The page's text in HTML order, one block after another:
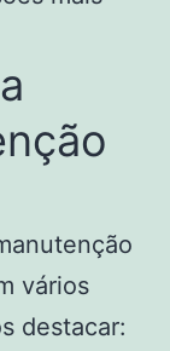
vários
destacar: